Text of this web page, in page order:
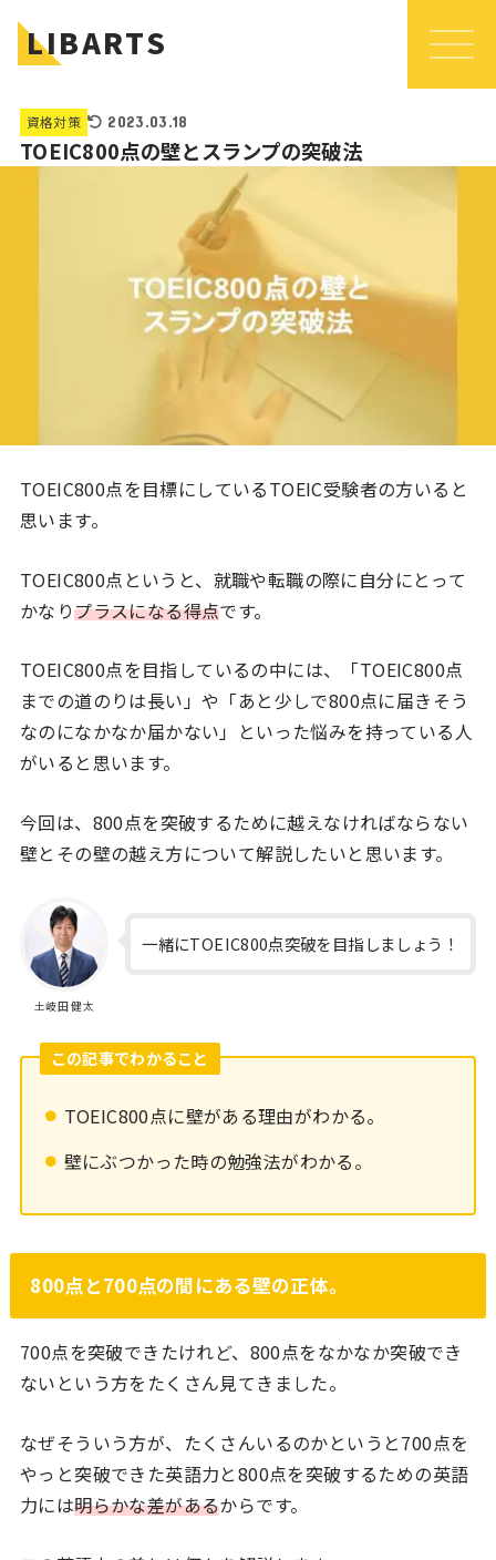
LIBARTS
資格対策 2023.03.18
TOEIC800点の壁とスランプの突破法
TOEIC800点を目標にしているTOEIC受験者の方いると
思います。
TOEIC800点というと、就職や転職の際に自分にとって
かなりプラスになる得点です。
TOEIC800点を目指しているの中には、「TOEIC800点
までの道のりは長い」や「あと少しで800点に届きそう
なのになかなか届かない」といった悩みを持っている人
がいると思います。
今回は、800点を突破するために越えなければならない
壁とその壁の越え方について解説したいと思います。
土岐田 健太
一緒にTOEIC800点突破を目指しましょう！
この記事でわかること
TOEIC800点に壁がある理由がわかる。
壁にぶつかった時の勉強法がわかる。
800点と700点の間にある壁の正体。
700点を突破できたけれど、800点をなかなか突破でき
ないという方をたくさん見てきました。
なぜそういう方が、たくさんいるのかというと700点を
やっと突破できた英語力と800点を突破するための英語
力には明らかな差があるからです。